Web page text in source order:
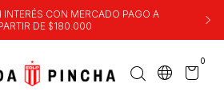
INTERÉS CON MERCADO PAGO A
DE $180.000
0